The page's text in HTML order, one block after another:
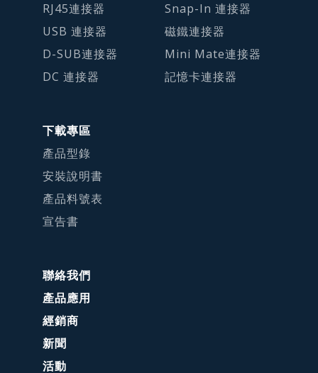
RJ45連接器
USB 連接器
D-SUB連接器
DC 連接器
Snap-In 連接器
磁鐵連接器
Mini Mate連接器
記憶卡連接器
下載專區
產品型錄
安裝說明書
產品料號表
宣告書
聯絡我們
產品應用
經銷商
新聞
活動